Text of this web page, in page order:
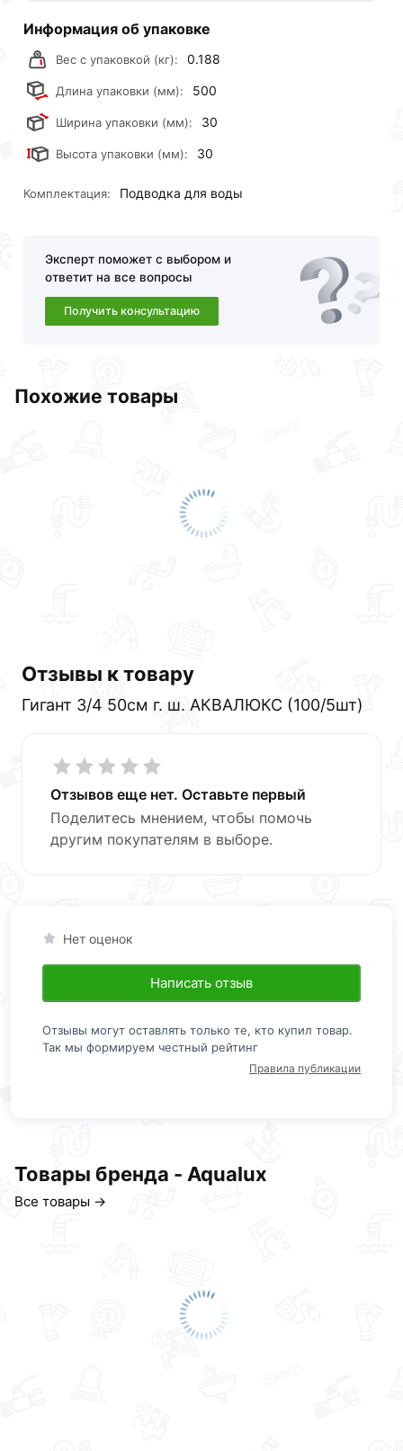
Информация об упаковке
Вес с упаковкой (кг): 0.188
Длина упаковки (мм): 500
Ширина упаковки (мм): 30
Высота упаковки (мм): 30
Комплектация: Подводка для воды
Эксперт поможет с выбором и
ответит на все вопросы
Получить консультацию
Похожие товары
Отзывы к товару
Гигант 3/4 50см г. ш. АКВАЛЮКС (100/5шт)
Отзывов еще нет. Оставьте первый
Поделитесь мнением, чтобы помочь
другим покупателям в выборе.
Нет оценок
Написать отзыв
Отзывы могут оставлять только те, кто купил товар.
Так мы формируем честный рейтинг
Правила публикации
Товары бренда - Aqualux
Все товары →